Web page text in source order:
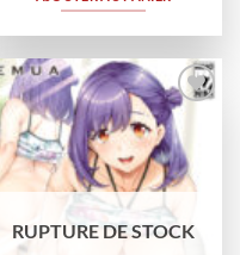
Ajouter
à la
wishlist
RUPTURE DE STOCK